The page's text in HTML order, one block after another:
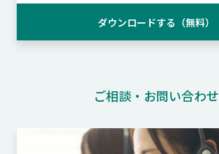
ダウンロードする（無料）
ご相談・お問い合わせ